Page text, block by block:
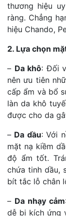
thương hiệu
ràng. Chẳng
hiệu Chando,
2. Lựa chọn
– Da khô: Đối
nên ưu tiên
cấp ẩm và bổ
làn da khô
được cho da
– Da dầu: Với
mặt nạ kiềm
độ ẩm tốt.
chứa tinh dầu,
bít tắc lỗ chân
– Da nhạy cảm
dễ bị kích ứng